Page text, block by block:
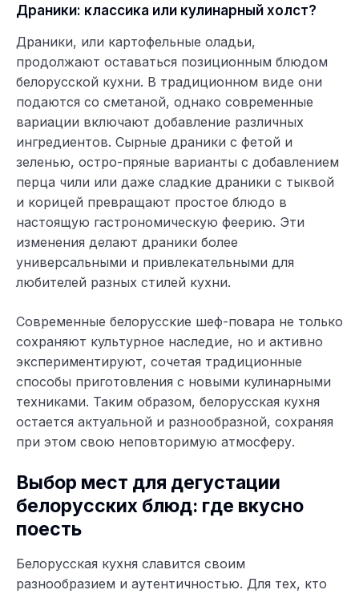
Драники: классика или кулинарный холст?
Драники, или картофельные оладьи,
продолжают оставаться позиционным блюдом
белорусской кухни. В традиционном виде они
подаются со сметаной, однако современные
вариации включают добавление различных
ингредиентов. Сырные драники с фетой и
зеленью, остро-пряные варианты с добавлением
перца чили или даже сладкие драники с тыквой
и корицей превращают простое блюдо в
настоящую гастрономическую феерию. Эти
изменения делают драники более
универсальными и привлекательными для
любителей разных стилей кухни.
Современные белорусские шеф-повара не только
сохраняют культурное наследие, но и активно
экспериментируют, сочетая традиционные
способы приготовления с новыми кулинарными
техниками. Таким образом, белорусская кухня
остается актуальной и разнообразной, сохраняя
при этом свою неповторимую атмосферу.
Выбор мест для дегустации
белорусских блюд: где вкусно
поесть
Белорусская кухня славится своим
разнообразием и аутентичностью. Для тех, кто